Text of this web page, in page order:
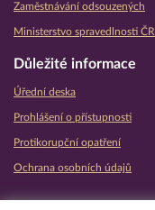
Zaměstnávání odsouzených
Ministerstvo spravedlnosti ČR
Důležité informace
Úřední deska
Prohlášení o přístupnosti
Protikorupční opatření
Ochrana osobních údajů